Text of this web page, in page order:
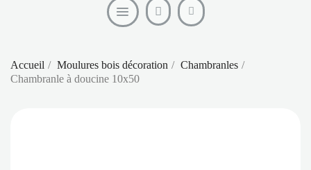
Accueil Moulures bois décoration
Chambranles
Chambranle à doucine 10x50